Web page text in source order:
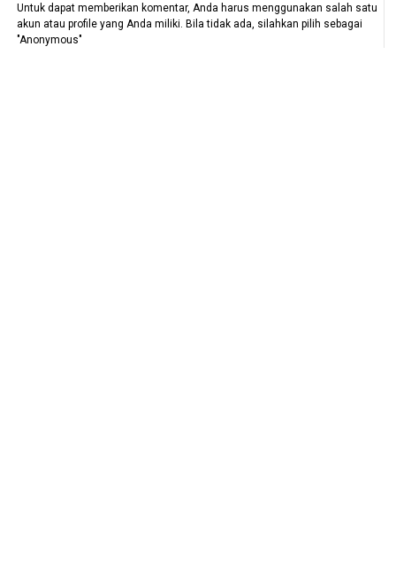
Untuk dapat memberikan komentar, Anda harus menggunakan salah satu
akun atau profile yang Anda miliki. Bila tidak ada, silahkan pilih sebagai
"Anonymous"